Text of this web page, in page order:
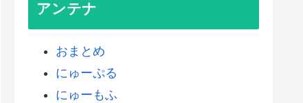
アンテナ
おまとめ
にゅーぷる
にゅーもふ